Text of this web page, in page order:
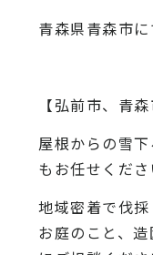
青森県青森市
【弘前市、青
屋根からの雪
もお任せくださ
地域密着で伐
お庭のこと、造